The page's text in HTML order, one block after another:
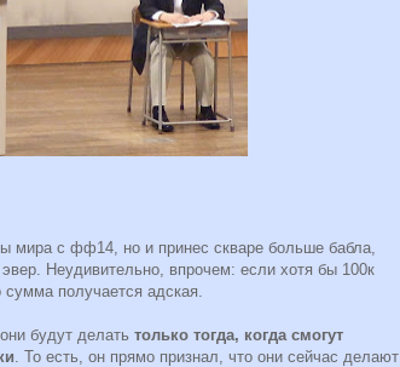
мира с фф14, но и принес скваре больше бабла,
Неудивительно, впрочем: если хотя бы 100к
получается адская.
будут делать только тогда, когда смогут
. То есть, он прямо признал, что они сейчас делают